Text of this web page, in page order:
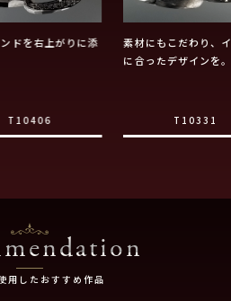
ドを右上がりに添
T10406
素材にもこだわり、
に合ったデザインを。
T10331
用したおすすめ作品